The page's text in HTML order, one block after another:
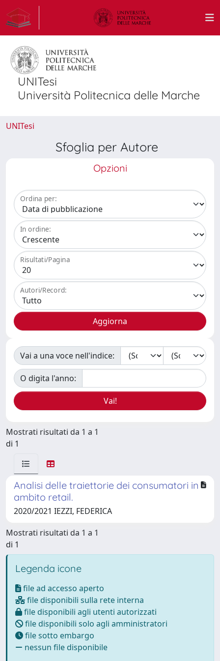
UNITesi
Università Politecnica delle Marche
UNITesi
Sfoglia per Autore
Opzioni
Ordina per:
In ordine:
Risultati/Pagina
Autori/Record:
Vai a una voce nell'indice:
O digita l'anno:
Mostrati risultati da 1 a 1
di 1
Analisi delle traiettorie dei consumatori in
ambito retail.
2020/2021 IEZZI, FEDERICA
Mostrati risultati da 1 a 1
di 1
Legenda icone
file ad accesso aperto
file disponibili sulla rete interna
file disponibili agli utenti autorizzati
file disponibili solo agli amministratori
file sotto embargo
nessun file disponibile